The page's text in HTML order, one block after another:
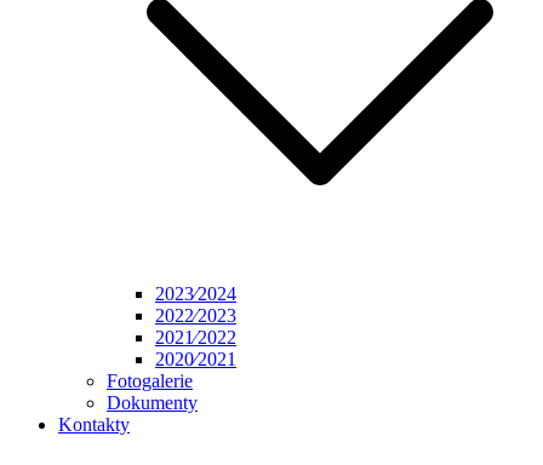
2023⁄2024
2022⁄2023
2021⁄2022
2020⁄2021
Fotogalerie
Dokumenty
Kontakty